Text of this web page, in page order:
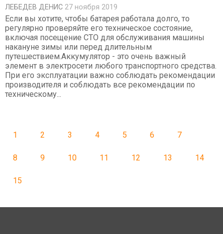
ЛЕБЕДEВ ДЕНИС 27 ноября 2019
Если вы хотите, чтобы батарея работала долго, то
регулярно проверяйте его техническое состояние,
включая посещение СТО для обслуживания машины
накануне зимы или перед длительным
путешествием.Аккумулятор - это очень важный
элемент в электросети любого транспортного средства.
При его эксплуатации важно соблюдать рекомендации
производителя и соблюдать все рекомендации по
техническому...
1 2 3 4 5 6 7
8 9 10 11 12 13 14
15